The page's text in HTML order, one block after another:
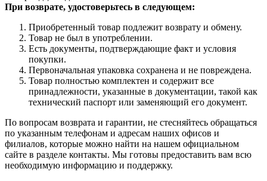
При возврате, удостоверьтесь в следующем:
Приобретенный товар подлежит возврату и обмену.
Товар не был в употреблении.
Есть документы, подтверждающие факт и условия
покупки.
Первоначальная упаковка сохранена и не повреждена.
Товар полностью комплектен и содержит все
принадлежности, указанные в документации, такой как
технический паспорт или заменяющий его документ.
По вопросам возврата и гарантии, не стесняйтесь обращаться
по указанным телефонам и адресам наших офисов и
филиалов, которые можно найти на нашем официальном
сайте в разделе контакты. Мы готовы предоставить вам всю
необходимую информацию и поддержку.